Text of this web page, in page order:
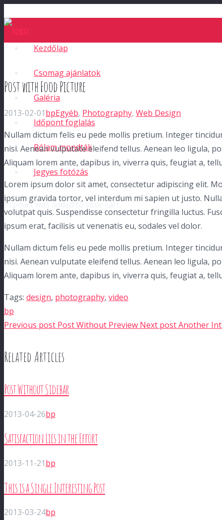
Kezdőlap
Csomag ajánlatok
Galéria
Időpont foglalás
Rólam mondták
Jegyes fotózás
Productwas added to your cart
Post with Food Picture
2013-02-01bpEgyéb, Photography, Web Design
Nullam dictum felis eu pede mollis pretium. Integer
nisi. Aenean vulputate eleifend tellus. Aenean leo ligula,
Aliquam lorem ante, dapibus in, viverra quis, feugiat a,
Lorem ipsum dolor sit amet, consectetur adipiscing elit.
ipsum gravida tortor, vel interdum mi sapien ut justo.
volutpat quis. Suspendisse consectetur fringilla luctus.
ipsum erat, facilisis ut venenatis eu, sodales vel dolor.
Nullam dictum felis eu pede mollis pretium. Integer
nisi. Aenean vulputate eleifend tellus. Aenean leo ligula,
Aliquam lorem ante, dapibus in, viverra quis, feugiat a,
Tags: design, photography, video
bp
Previous post Post Without Preview Next postAnother
Related Articles
Post Without Sidebar
2013-04-26bp
Satisfaction Lies in the Effort
2013-11-21bp
This is a Single Interesting Post
2013-03-24bp